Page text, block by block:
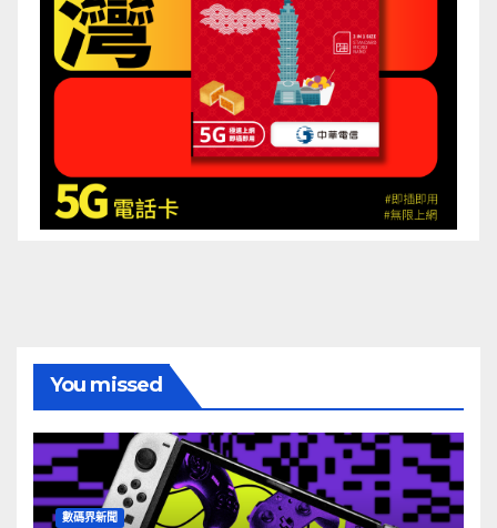
You missed
數碼界新聞